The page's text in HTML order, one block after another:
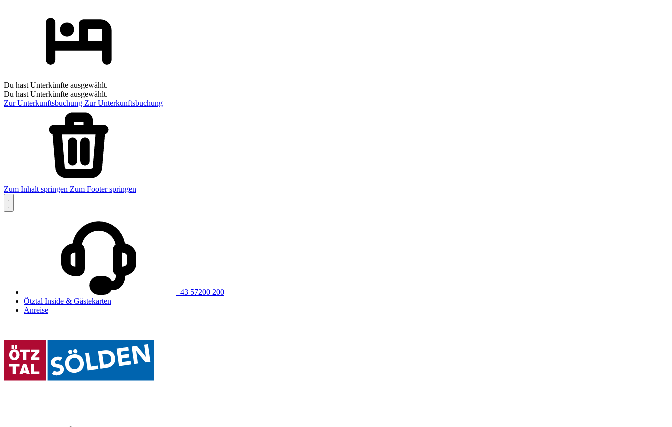
Du hast Unterkünfte ausgewählt.
Du hast Unterkünfte ausgewählt.
Zur Unterkunftsbuchung Zur Unterkunftsbuchung
Zum Inhalt springen Zum Footer springen
+43 57200 200
Ötztal Inside & Gästekarten
Anreise